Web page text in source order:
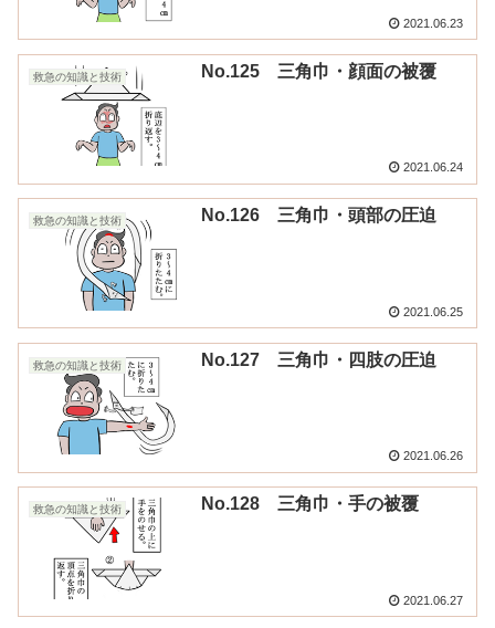
2021.06.23
救急の知識と技術 No.125 三角巾・顔面の被覆
2021.06.24
救急の知識と技術 No.126 三角巾・頭部の圧迫
2021.06.25
救急の知識と技術 No.127 三角巾・四肢の圧迫
2021.06.26
救急の知識と技術 No.128 三角巾・手の被覆
2021.06.27